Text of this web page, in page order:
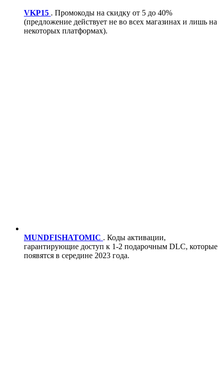
VKP15 . Промокоды на скидку от 5 до 40%
(предложение действует не во всех магазинах и лишь на
некоторых платформах).
MUNDFISHATOMIC . Коды активации,
гарантирующие доступ к 1-2 подарочным DLC, которые
появятся в середине 2023 года.